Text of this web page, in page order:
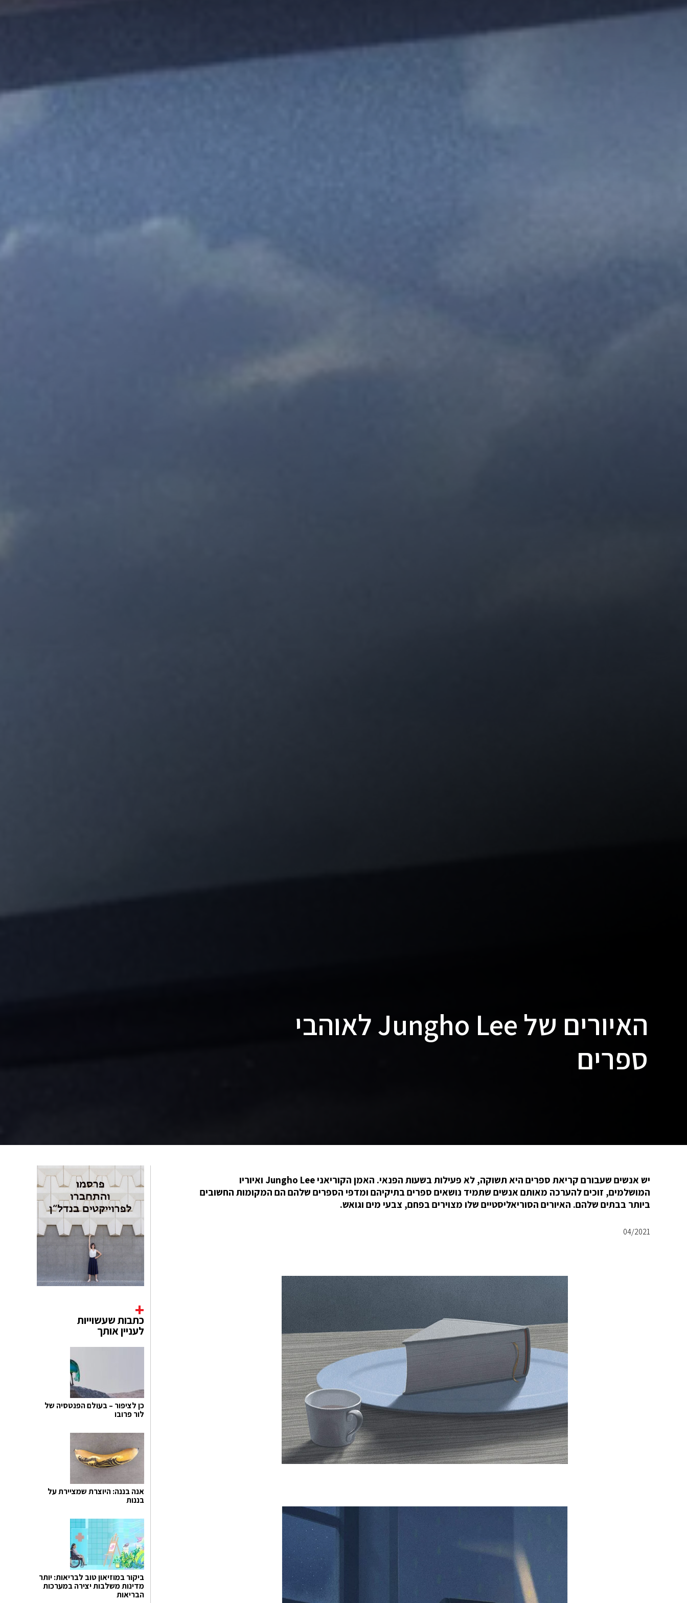
האיורים של Jungho Lee לאוהבי
ספרים
יש אנשים שעבורם קריאת ספרים היא תשוקה, לא פעילות בשעות הפנאי. האמן הקוריאני Jungho Lee ואיוריו
המושלמים, זוכים להערכה מאותם אנשים שתמיד נושאים ספרים בתיקיהם ומדפי הספרים שלהם הם המקומות החשובים
ביותר בבתים שלהם. האיורים הסוריאליסטיים שלו מצוירים בפחם, צבעי מים וגואש.
04/2021
כתבות שעשוייות
לעניין אותך
כן לציפור – בעולם הפנטסיה של
לור פרובו
אנה בננה: היוצרת שמציירת על
בננות
ביקור במוזיאון טוב לבריאות: יותר
מדינות משלבות יצירה במערכות
הבריאות